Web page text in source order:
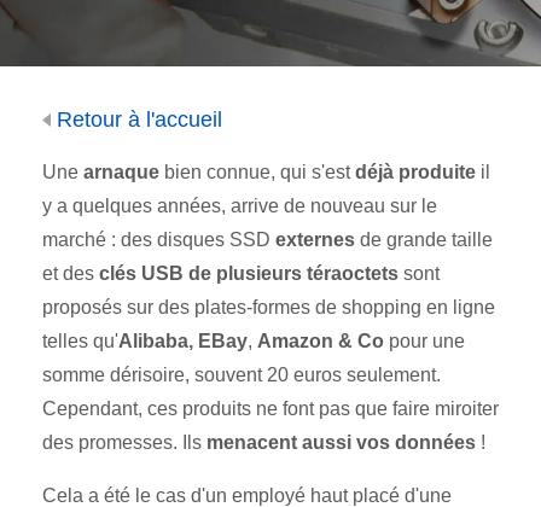
Retour à l'accueil
Une arnaque bien connue, qui s'estdéjà produite il
y a quelques années, arrive de nouveau sur le
marché : des disques SSD externes de grande taille
et des clés USB de plusieurs téraoctets sont
proposés sur des plates-formes de shopping en ligne
telles qu'Alibaba, EBay, Amazon & Co pour une
somme dérisoire, souvent 20 euros seulement.
Cependant, ces produits ne font pas que faire miroiter
des promesses. Ils menacent aussi vos données !
Cela a été le cas d'un employé haut placé d'une